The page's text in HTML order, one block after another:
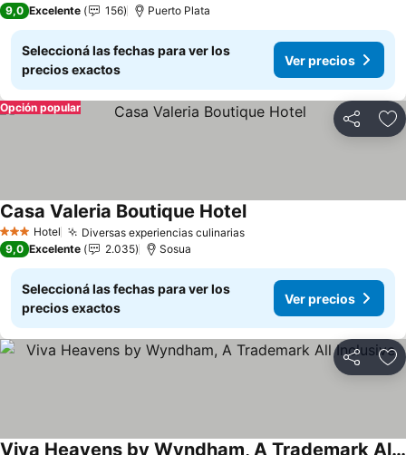
9,0 Excelente 156 Puerto Plata
Seleccioná las fechas para ver los
precios exactos
Ver precios
Compartir
Opción popular
3 Estrellas
Hotel Diversas experiencias culinariasVer precios
Casa Valeria Boutique HotelVer precios
9,0 Excelente 2.035 Sosua
Seleccioná las fechas para ver los
precios exactos
Ver precios
Compartir
Viva Heavens by Wyndham, A Trademark All Inclusive